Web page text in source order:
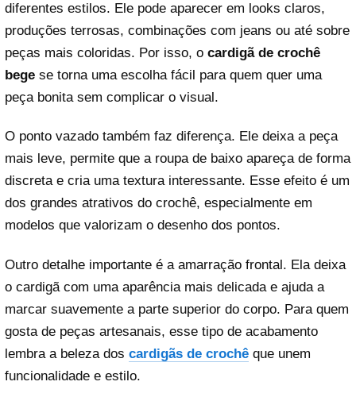
diferentes estilos. Ele pode aparecer em looks claros,
produções terrosas, combinações com jeans ou até sobre
peças mais coloridas. Por isso, o cardigã de crochê
bege se torna uma escolha fácil para quem quer uma
peça bonita sem complicar o visual.
O ponto vazado também faz diferença. Ele deixa a peça
mais leve, permite que a roupa de baixo apareça de forma
discreta e cria uma textura interessante. Esse efeito é um
dos grandes atrativos do crochê, especialmente em
modelos que valorizam o desenho dos pontos.
Outro detalhe importante é a amarração frontal. Ela deixa
o cardigã com uma aparência mais delicada e ajuda a
marcar suavemente a parte superior do corpo. Para quem
gosta de peças artesanais, esse tipo de acabamento
lembra a beleza dos cardigãs de crochê que unem
funcionalidade e estilo.